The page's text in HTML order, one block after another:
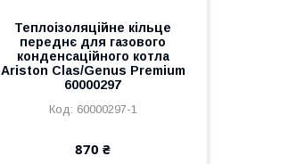
Теплоізоляційне кільце
переднє для газового
конденсаційного котла
Ariston Clas/Genus Premium
60000297
60000297-1
870 ₴